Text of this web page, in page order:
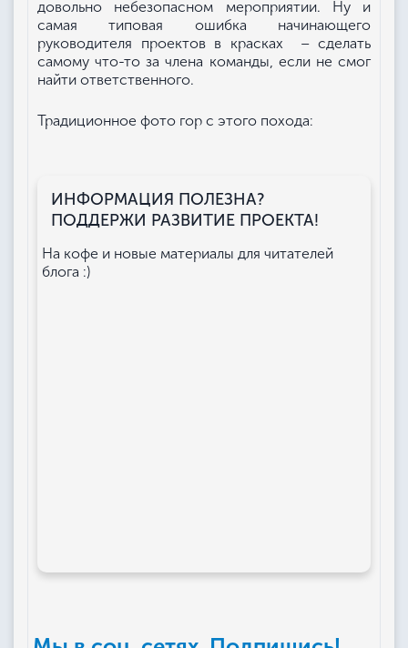
довольно небезопасном мероприятии. Ну и
самая типовая ошибка начинающего
руководителя проектов в красках – сделать
самому что-то за члена команды, если не смог
найти ответственного.
Традиционное фото гор с этого похода:
ИНФОРМАЦИЯ ПОЛЕЗНА?
ПОДДЕРЖИ РАЗВИТИЕ ПРОЕКТА!
На кофе и новые материалы для читателей
блога :)